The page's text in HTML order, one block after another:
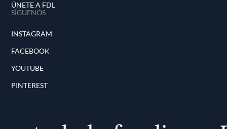
ÚNETE A FDL
SÍGUENOS
INSTAGRAM
FACEBOOK
YOUTUBE
PINTEREST